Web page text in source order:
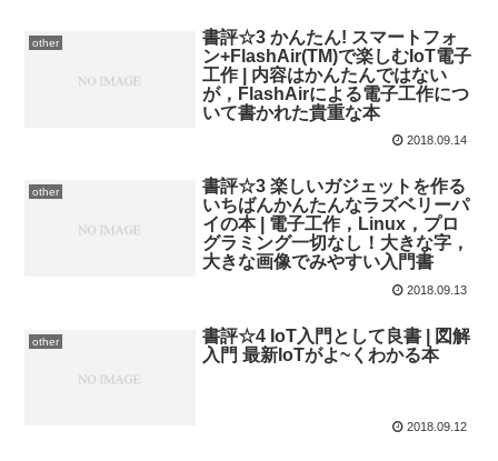
other
書評☆3 かんたん! スマートフォ
ン+FlashAir(TM)で楽しむIoT電子
工作 | 内容はかんたんではない
が，FlashAirによる電子工作につ
いて書かれた貴重な本
2018.09.14
other
書評☆3 楽しいガジェットを作る
いちばんかんたんなラズベリーパ
イの本 | 電子工作，Linux，プロ
グラミング一切なし！大きな字，
大きな画像でみやすい入門書
2018.09.13
other
書評☆4 IoT入門として良書 | 図解
入門 最新IoTがよ~くわかる本
2018.09.12